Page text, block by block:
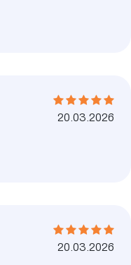
20.03.2026
20.03.2026